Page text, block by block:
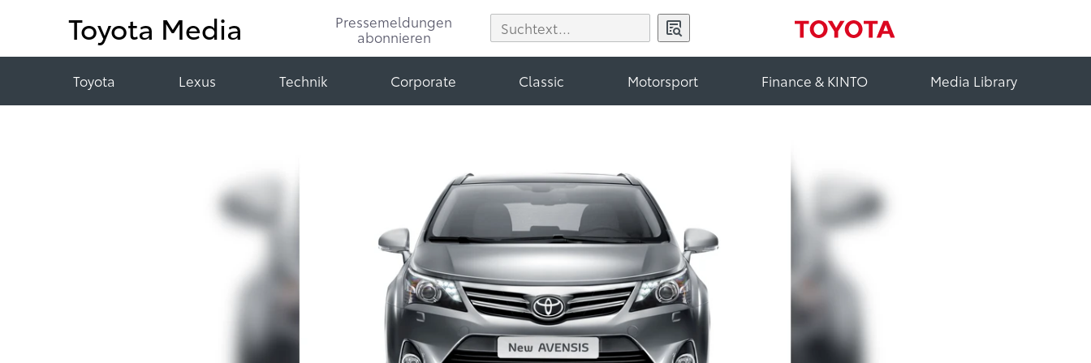
Toyota Media
Pressemeldungen
abonnieren
Toyota Lexus Technik Corporate Classic Motorsport Finance & KINTO Media Library